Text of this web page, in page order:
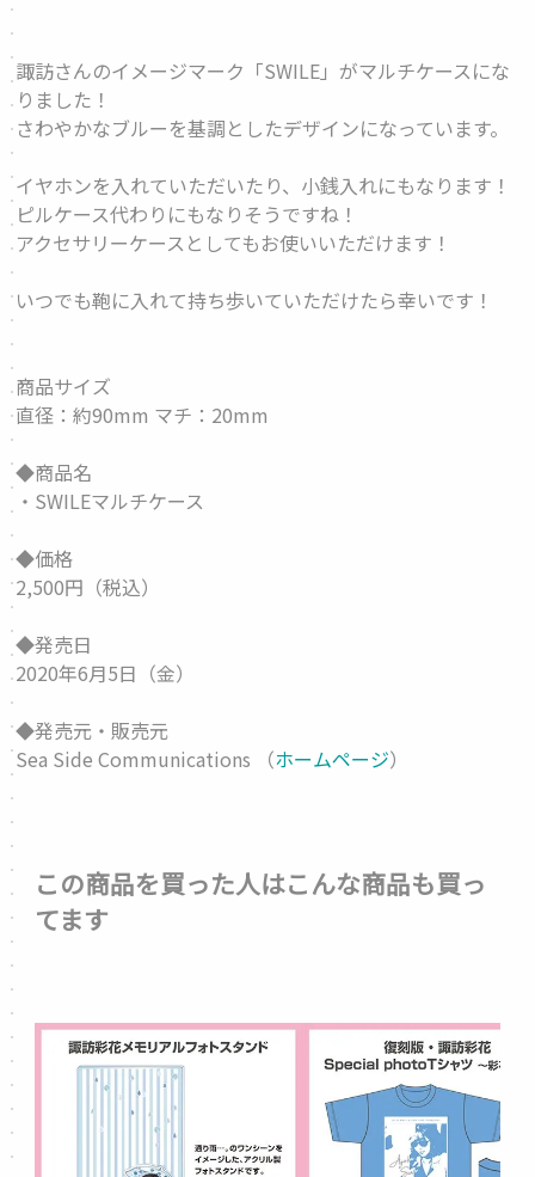
諏訪さんのイメージマーク「SWILE」がマルチケースにな
りました！
さわやかなブルーを基調としたデザインになっています。
イヤホンを入れていただいたり、小銭入れにもなります！
ピルケース代わりにもなりそうですね！
アクセサリーケースとしてもお使いいただけます！
いつでも鞄に入れて持ち歩いていただけたら幸いです！
商品サイズ
直径：約90mm マチ：20mm
◆商品名
・SWILEマルチケース
◆価格
2,500円（税込）
◆発売日
2020年6月5日（金）
◆発売元・販売元
Sea Side Communications （ホームページ）
この商品を買った人はこんな商品も買っ
てます